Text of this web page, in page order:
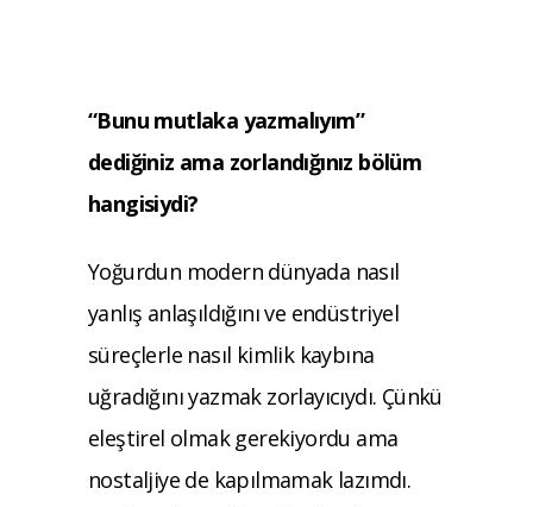
“Bunu mutlaka yazmalıyım”
dediğiniz ama zorlandığınız bölüm
hangisiydi?
Yoğurdun modern dünyada nasıl
yanlış anlaşıldığını ve endüstriyel
süreçlerle nasıl kimlik kaybına
uğradığını yazmak zorlayıcıydı. Çünkü
eleştirel olmak gerekiyordu ama
nostaljiye de kapılmamak lazımdı.